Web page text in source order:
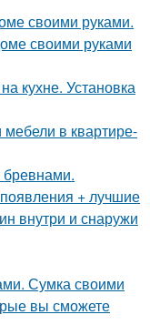
своими руками.
своими руками
кухне. Установка
в квартире-
+ лучшие
внутри и снаружи
Сумка своими
вы сможете